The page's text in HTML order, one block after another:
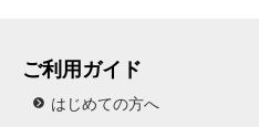
ご利用ガイド
はじめての方へ